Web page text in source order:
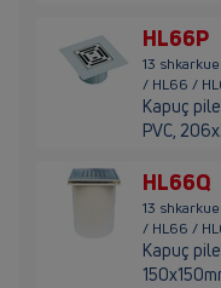
HL66P
13
/ HL66 /
Kapuç
PVC,
HL66Q
13
/ HL66 /
Kapuç